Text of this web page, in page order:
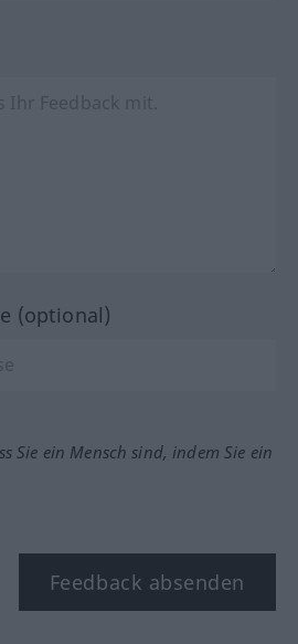
(optional)
Sie ein Mensch sind, indem Sie ein
Feedback absenden